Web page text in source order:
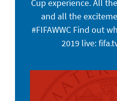
Cup experience. All
and all the
#FIFAWWC Find out
2019 live: